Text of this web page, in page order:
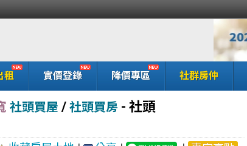
租 實價登錄 降價專區 社群房仲
社頭買屋 / 社頭買房 - 社頭